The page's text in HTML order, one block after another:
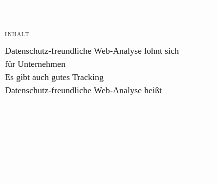
INHALT
Datenschutz-freundliche Web-Analyse lohnt sich
für Unternehmen
Es gibt auch gutes Tracking
Datenschutz-freundliche Web-Analyse heißt